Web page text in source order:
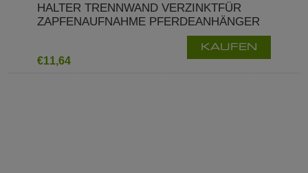
HALTER TRENNWAND VERZINKTFÜR
ZAPFENAUFNAHME PFERDEANHÄNGER
€11,64
KAUFEN